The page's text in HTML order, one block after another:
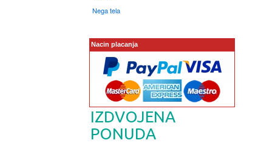
Nega tela
Nacin placanja
IZDVOJENA
PONUDA